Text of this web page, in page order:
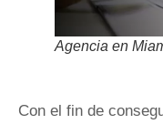
Agencia en
Con el fin de